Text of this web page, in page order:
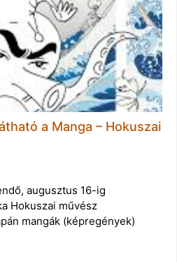
a Manga – Hokuszai
augusztus 16-ig
Hokuszai művész
mangák (képregények)